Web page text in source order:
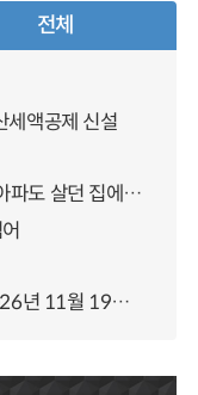
전체
세액공제 신설
장기요양 재가 어르신 10명 중 7명, “아파도 살던 집에서 살겠다” 「2025년 장기요양실태조사」 결과 발표
2027학년도 대학수학능력시험은 2026년 11월 19일(목)에 시행됩니다